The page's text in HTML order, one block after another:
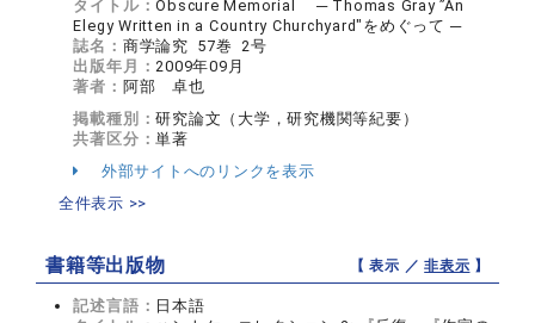
タイトル：Obscure Memorial ─ Thomas Gray ”An
Elegy Written in a Country Churchyard"をめぐって ─
誌名： 商学論究 57巻 2号
出版年月：2009年09月
著者： 阿部 卓也
掲載種別：研究論文（大学，研究機関等紀要）
共著区分：単著
外部サイトへのリンクを表示
全件表示 >>
書籍等出版物 【 表示 ／非表示 】
記述言語： 日本語